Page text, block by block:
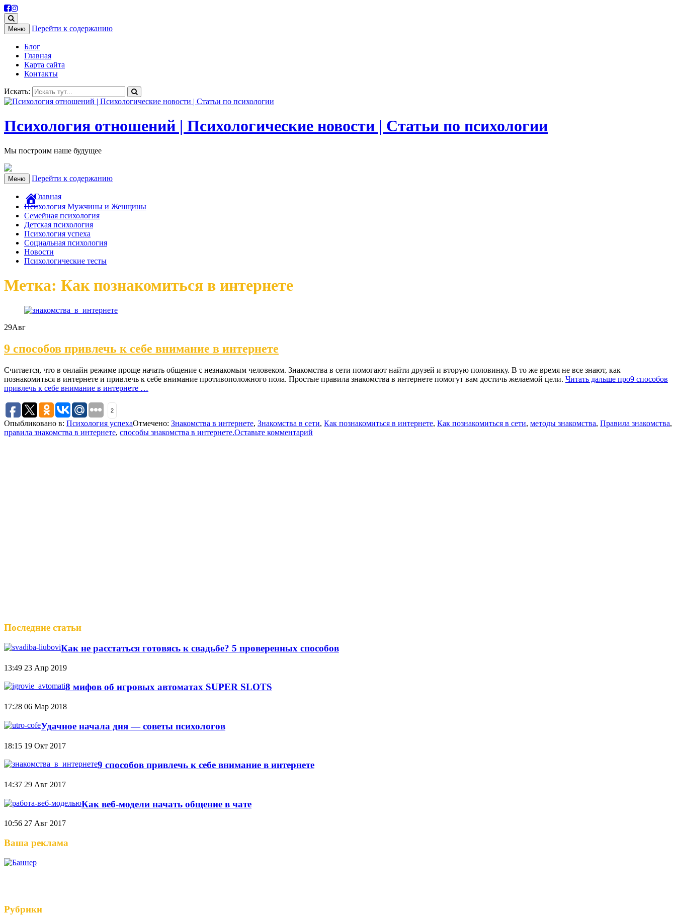
Меню Перейти к содержанию
Блог
Главная
Карта сайта
Контакты
Искать:
Психология отношений | Психологические новости | Статьи по психологии
Мы построим наше будущее
Меню Перейти к содержанию
Главная
Психология Мужчины и Женщины
Семейная психология
Детская психология
Психология успеха
Социальная психология
Новости
Психологические тесты
Метка: Как познакомиться в интернете
29Авг
9 способов привлечь к себе внимание в интернете
Считается, что в онлайн режиме проще начать общение с незнакомым человеком. Знакомства в сети помогают найти друзей и вторую половинку. В то же время не все знают, как
познакомиться в интернете и привлечь к себе внимание противоположного пола. Простые правила знакомства в интернете помогут вам достичь желаемой цели. Читать дальше про9 способов
привлечь к себе внимание в интернете …
2
Опыбликовано в: Психология успехаОтмечено: Знакомства в интернете, Знакомства в сети, Как познакомиться в интернете, Как познакомиться в сети, методы знакомства, Правила знакомства,
правила знакомства в интернете, способы знакомства в интернете.Оставьте комментарий
Последние статьи
Как не расстаться готовясь к свадьбе? 5 проверенных способов
13:49 23 Апр 2019
8 мифов об игровых автоматах SUPER SLOTS
17:28 06 Мар 2018
Удачное начала дня — советы психологов
18:15 19 Окт 2017
9 способов привлечь к себе внимание в интернете
14:37 29 Авг 2017
Как веб-модели начать общение в чате
10:56 27 Авг 2017
Ваша реклама
Рубрики